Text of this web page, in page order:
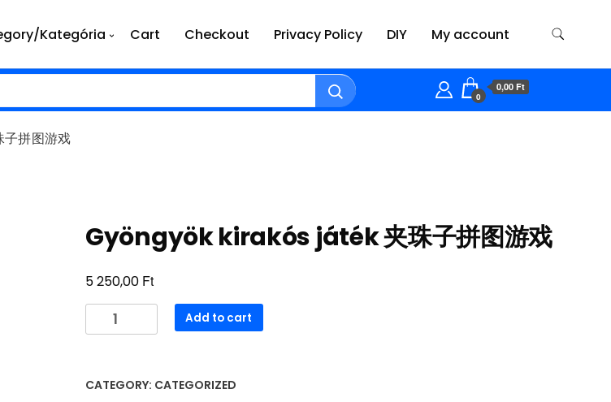
Kategória Cart Checkout Privacy Policy DIY My account
0
0,00 Ft
拼图游戏
Gyöngyök kirakós játék 夹珠子拼图游戏
5 250,00 Ft
Gyöngyök
kirakós
珠
Add to cart
CATEGORY: CATEGORIZED